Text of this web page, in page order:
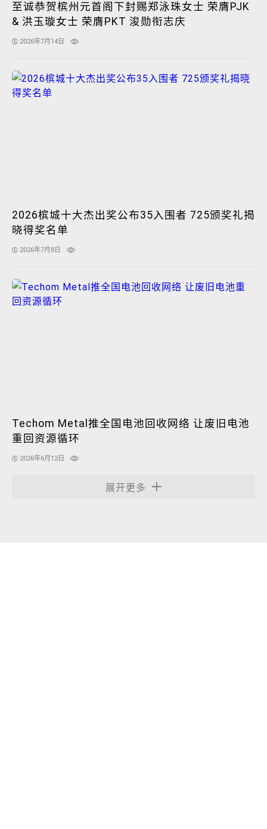
至诚恭贺槟州元首阁下封赐郑泳珠女士 荣膺PJK
& 洪玉璇女士 荣膺PKT 浚勋衔志庆
2026年7月14日
2026槟城十大杰出奖公布35入围者 725颁奖礼揭
晓得奖名单
2026年7月8日
Techom Metal推全国电池回收网络 让废旧电池
重回资源循环
2026年6月12日
展开更多